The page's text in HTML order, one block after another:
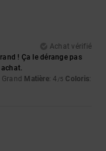
Achat vérifié
! Ça le dérange pas
Grand Matière: 4 /5 Coloris: